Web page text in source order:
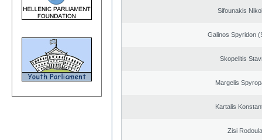
Sifounakis
Galinos Spyridon
Skopelitis
Margelis
Kartalis
Zisi Rodoula